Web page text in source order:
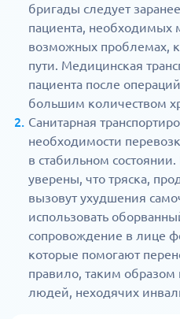
бригады следует
пациента, необходимых
возможных проблемах,
пути. Медицинская
пациента после
большим количеством
Санитарная
необходимости
в стабильном
уверены, что тряска,
вызовут ухудшения
использовать
сопровождение в лице
которые помогают
правило, таким
людей, неходячих